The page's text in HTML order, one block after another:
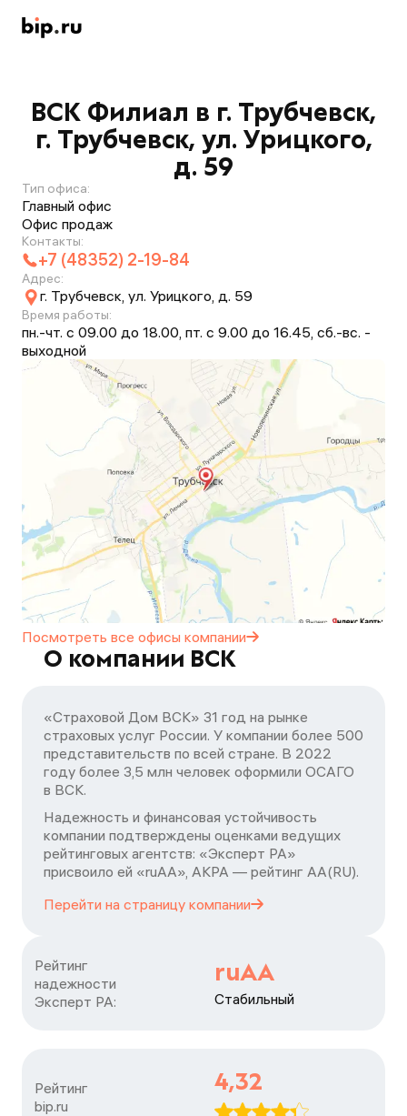
ВСК Филиал в г. Трубчевск,
г. Трубчевск, ул. Урицкого,
д. 59
Тип офиса:
Главный офис
Офис продаж
Контакты:
+7 (48352) 2-19-84
Адрес:
г. Трубчевск, ул. Урицкого, д. 59
Время работы:
пн.-чт. с 09.00 до 18.00, пт. с 9.00 до 16.45, сб.-вс. -
выходной
Посмотреть все офисы компании
О компании ВСК
«Страховой Дом ВСК» 31 год на рынке
страховых услуг России. У компании более 500
представительств по всей стране. В 2022
году более 3,5 млн человек оформили ОСАГО
в ВСК.
Надежность и финансовая устойчивость
компании подтверждены оценками ведущих
рейтинговых агентств: «Эксперт РА»
присвоило ей «ruAA», АКРА — рейтинг АА(RU).
Перейти на страницу компании
Рейтинг
надежности
Эксперт РА:
ruAA
Стабильный
Рейтинг
bip.ru
4,32